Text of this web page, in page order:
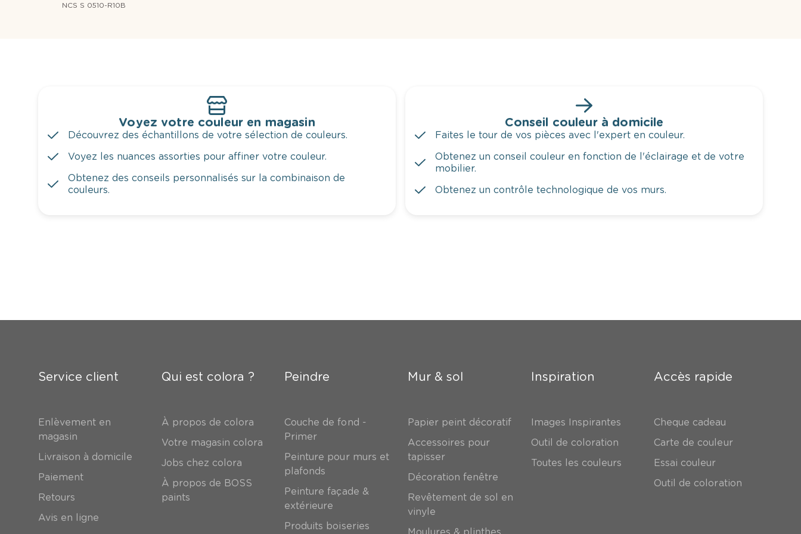
NCS S 0510-R10B
Voyez votre couleur en magasin
Découvrez des échantillons de votre sélection de couleurs.
Voyez les nuances assorties pour affiner votre couleur.
Obtenez des conseils personnalisés sur la combinaison de
couleurs.
Conseil couleur à domicile
Faites le tour de vos pièces avec l'expert en couleur.
Obtenez un conseil couleur en fonction de l'éclairage et de votre
mobilier.
Obtenez un contrôle technologique de vos murs.
Service client
Enlèvement en
magasin
Livraison à domicile
Paiement
Retours
Avis en ligne
Qui est colora ?
À propos de colora
Votre magasin colora
Jobs chez colora
À propos de BOSS
paints
Peindre
Couche de fond -
Primer
Peinture pour murs et
plafonds
Peinture façade &
extérieure
Produits boiseries
Mur & sol
Papier peint décoratif
Accessoires pour
tapisser
Décoration fenêtre
Revêtement de sol en
vinyle
Inspiration
Images Inspirantes
Outil de coloration
Toutes les couleurs
Accès rapide
Cheque cadeau
Carte de couleur
Essai couleur
Outil de coloration